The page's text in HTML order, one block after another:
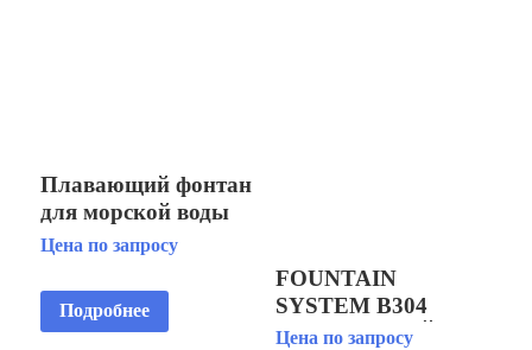
Плавающий фонтан
для морской воды
Цена по запросу
Подробнее
FOUNTAIN
SYSTEM B304
ФОНТАННЫЙ
Цена по запросу